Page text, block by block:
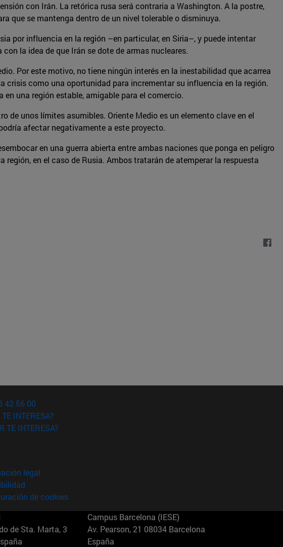
con Irán. La retórica rusa será contraria a Washington. A la postre,
que se mantenga dentro de un nivel tolerable o disminuya.
por influencia en la región –en particular, en Siria–, y puede intentar
la idea de que Irán se dote de armas nucleares.
Por este motivo, no tiene ningún interés en la inestabilidad que acarrea
como una oportunidad para incrementar su influencia en la región.
una región estable, amigable para el comercio.
de unos límites asumibles. Oriente Medio es un elemento clave en el
afectar negativamente a este proyecto.
en una guerra abierta entre ambas naciones que ponga en peligro
en el caso de Rusia. Ambos tratarán de atemperar la respuesta
42 56 00
INTERESA?
TE INTERESA?
legal
de cookies
de Sta. Marta, 3
Campus Barcelona (IESE)
Av. Pearson, 21 08034 Barcelona
España